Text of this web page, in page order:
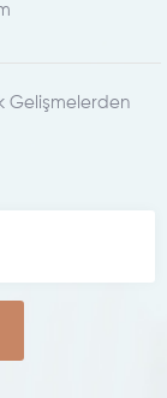
Gelişmelerden